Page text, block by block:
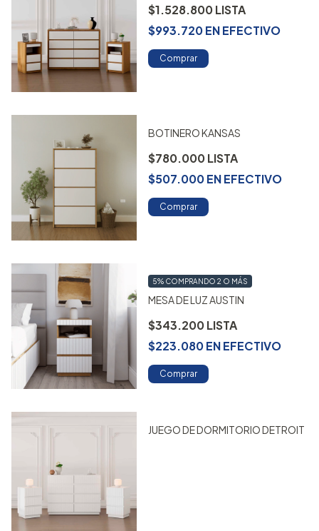
$1.528.800
$993.720ENEFECTIVO
Comprar
BOTINERO KANSAS
$780.000
$507.000ENEFECTIVO
Comprar
MESA DE LUZ AUSTIN
$343.200
5% COMPRANDO 2 O MÁS
$223.080ENEFECTIVO
Comprar
JUEGO DE DORMITORIO DETROIT